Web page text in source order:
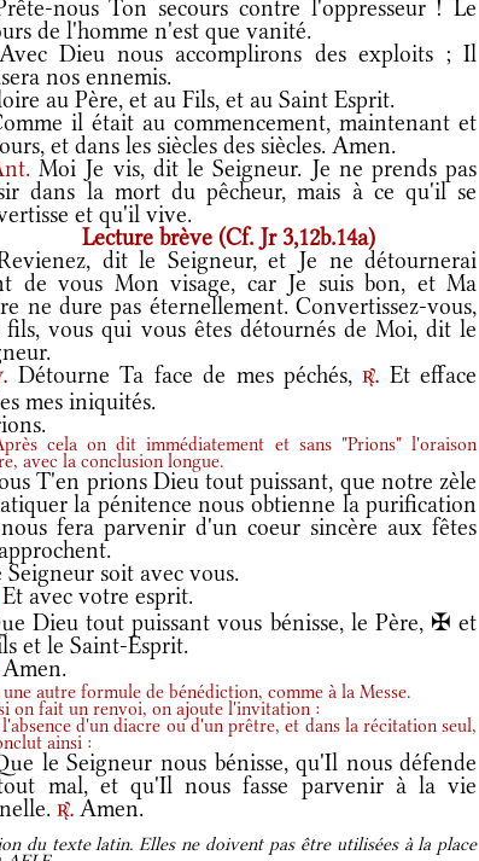
nous Ton secours contre l'oppresseur ! Le
de l'homme n'est que vanité.
Dieu nous accomplirons des exploits ; Il
nos ennemis.
au Père, et au Fils, et au Saint Esprit.
il était au commencement, maintenant et
et dans les siècles des siècles. Amen.
Moi Je vis, dit le Seigneur. Je ne prends pas
dans la mort du pêcheur, mais à ce qu'il se
et qu'il vive.
Lecture brève (Cf. Jr 3,12b.14a)
dit le Seigneur, et Je ne détournerai
de vous Mon visage, car Je suis bon, et Ma
ne dure pas éternellement. Convertissez-vous,
fils, vous qui vous êtes détournés de Moi, dit le
Détourne Ta face de mes péchés,r. Et efface
mes iniquités.
cela on dit immédiatement et sans "Prions" l'oraison
avec la conclusion longue.
T'en prions Dieu tout puissant, que notre zèle
la pénitence nous obtienne la purification
fera parvenir d'un coeur sincère aux fêtes
soit avec vous.
Et avec votre esprit.
Dieu tout puissant vous bénisse, le Père, ✠ et
et le Saint-Esprit.
Amen.
autre formule de bénédiction, comme à la Messe.
on fait un renvoi, on ajoute l'invitation :
d'un diacre ou d'un prêtre, et dans la récitation seul,
ainsi :
le Seigneur nous bénisse, qu'Il nous défende
mal, et qu'Il nous fasse parvenir à la vie
r. Amen.
du texte latin. Elles ne doivent pas être utilisées à la place